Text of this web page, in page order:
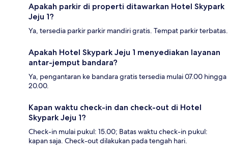
Apakah parkir di properti ditawarkan Hotel Skypark
Jeju 1?
Ya, tersedia parkir parkir mandiri gratis. Tempat parkir terbatas.
Apakah Hotel Skypark Jeju 1 menyediakan layanan
antar-jemput bandara?
Ya, pengantaran ke bandara gratis tersedia mulai 07.00 hingga
20.00.
Kapan waktu check-in dan check-out di Hotel
Skypark Jeju 1?
Check-in mulai pukul: 15.00; Batas waktu check-in pukul:
kapan saja. Check-out dilakukan pada tengah hari.